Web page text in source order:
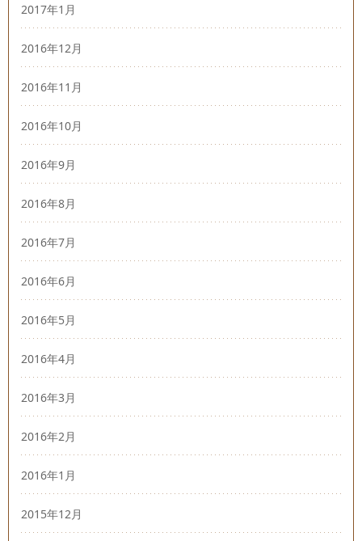
2017年1月
2016年12月
2016年11月
2016年10月
2016年9月
2016年8月
2016年7月
2016年6月
2016年5月
2016年4月
2016年3月
2016年2月
2016年1月
2015年12月